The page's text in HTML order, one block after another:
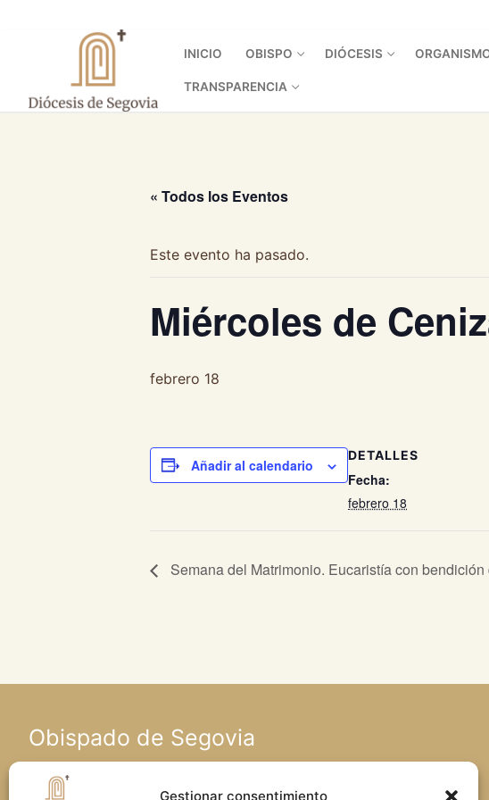
Gestionar consentimiento
INICIO OBISPO DIÓCESIS
TRANSPARENCIA
« Todos los Eventos
Este evento ha pasado.
Miércoles de
febrero 18
Añadir al calendario
DETALLES
Fecha:
febrero 18
Semana del Matrimonio. Eucaristía con
Obispado de Segovia
Calle Seminario, 4 • 40001 Segovia